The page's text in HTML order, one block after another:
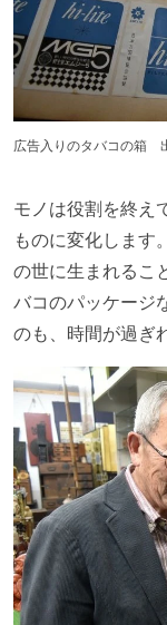
広告入りのタバコの箱
モノは役割を終え
ものに変化します
の世に生まれるこ
バコのパッケージ
のも、時間が過ぎ